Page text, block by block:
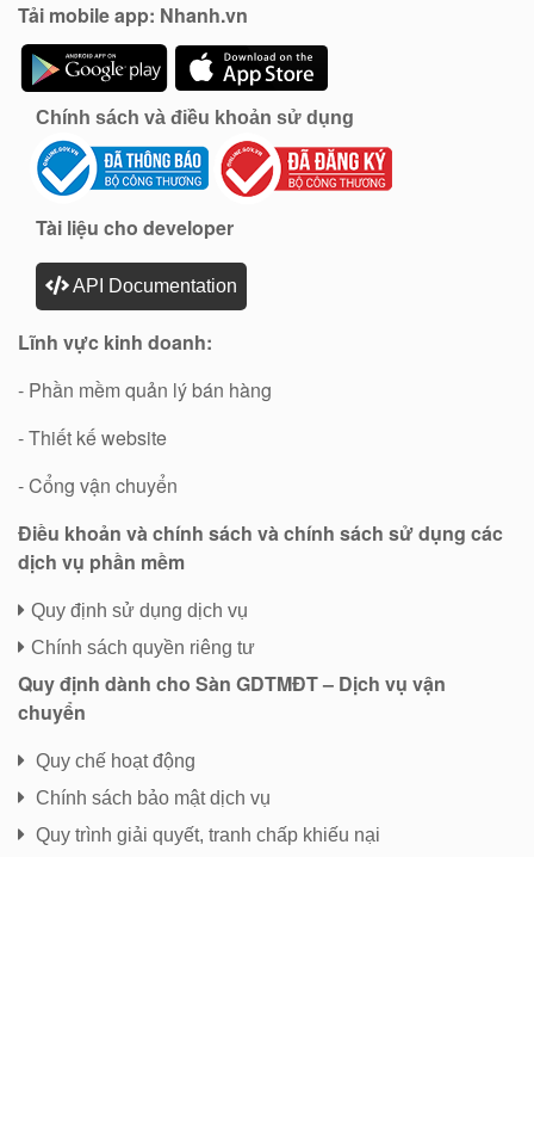
Tải mobile app: Nhanh.vn
Chính sách và điều khoản sử dụng
Tài liệu cho developer
API Documentation
Lĩnh vực kinh doanh:
- Phần mềm quản lý bán hàng
- Thiết kế website
- Cổng vận chuyển
Điều khoản và chính sách và chính sách sử dụng các
dịch vụ phần mềm
Quy định sử dụng dịch vụ
Chính sách quyền riêng tư
Quy định dành cho Sàn GDTMĐT – Dịch vụ vận
chuyển
Quy chế hoạt động
Chính sách bảo mật dịch vụ
Quy trình giải quyết, tranh chấp khiếu nại